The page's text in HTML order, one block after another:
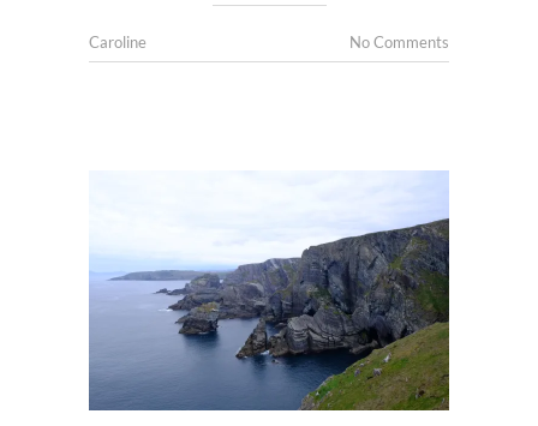
Caroline No Comments